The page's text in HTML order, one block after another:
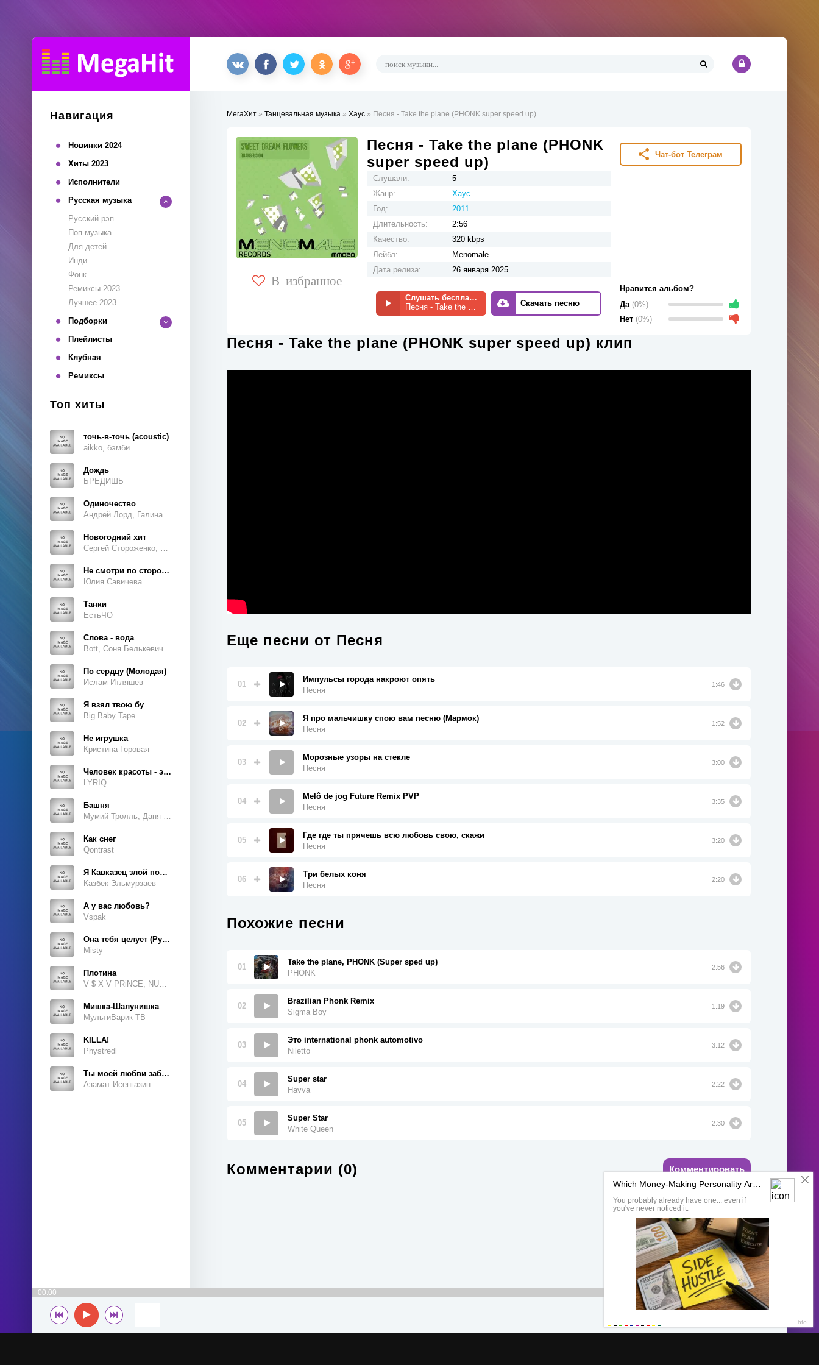
Навигация
Новинки 2024
Хиты 2023
Исполнители
Русская музыка
Русский рэп
Поп-музыка
Для детей
Инди
Фонк
Ремиксы 2023
Лучшее 2023
Подборки
Плейлисты
Клубная
Ремиксы
Топ хиты
точь-в-точь (acoustic)
aikko, бэмби
Дождь
БРЕДИШЬ
Одиночество
Новогодний хит
Не смотри по сторонам
Юлия Савичева
Танки
ЕстьЧО
Слова - вода
Bott, Соня Белькевич
По сердцу (Молодая)
Ислам Итляшев
Я взял твою бу
Big Baby Tape
Не игрушка
Кристина Горовая
Человек красоты - это ты, это ты, это ты
LYRIQ
Башня
Как снег
Qontrast
Я Кавказец злой породы
Казбек Эльмурзаев
А у вас любовь?
Vspak
Она тебя целует (Руки Вверх Cover)
Misty
Плотина
Мишка-Шалунишка
МультиВарик ТВ
KILLA!
Phystredl
Ты моей любви забытая тайна
Азамат Исенгазин
МегаХит » Танцевальная музыка » Хаус » Песня - Take the plane (PHONK super speed up)
В избранное
Песня - Take the plane (PHONK
super speed up)
Слушали:
5
Жанр:
Хаус
Год:
2011
Длительность:
2:56
Качество:
320 kbps
Лейбл:
Menomale
Дата релиза:
26 января 2025
Слушать бесплатно
Песня - Take the plane (PHONK super speed up)
Скачать песню
Чат-бот Телеграм
Нравится альбом?
Да (0%)
Нет (0%)
Песня - Take the plane (PHONK super speed up) клип
Еще песни от Песня
01
Импульсы города накроют опять
Песня
1:46
02
Я про мальчишку спою вам песню (Мармок)
Песня
1:52
03
Морозные узоры на стекле
Песня
3:00
04
Melô de jog Future Remix PVP
Песня
3:35
05
Где где ты прячешь всю любовь свою, скажи
Песня
3:20
06
Три белых коня
Песня
2:20
Похожие песни
01
Take the plane, PHONK (Super sped up)
PHONK
2:56
02
Brazilian Phonk Remix
Sigma Boy
1:19
03
Это international phonk automotivo
Niletto
3:12
04
Super star
Havva
2:22
05
Super Star
White Queen
2:30
Комментарии (0) Комментировать
00:00 00:00